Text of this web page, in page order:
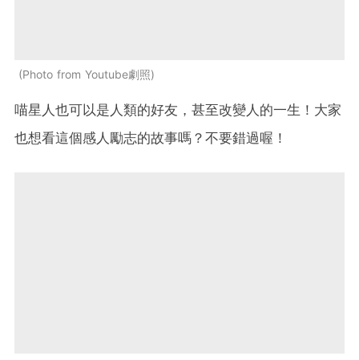
Photo from Youtube劇照
喵星人也可以是人類的好友，甚至改變人的一生！大家
也想看這個感人勵志的故事嗎？不要錯過喔！